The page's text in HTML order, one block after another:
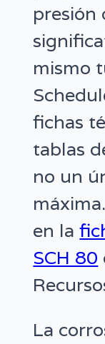
presión
mismo
fichas
tablas
no un
en la
SCH 80
La